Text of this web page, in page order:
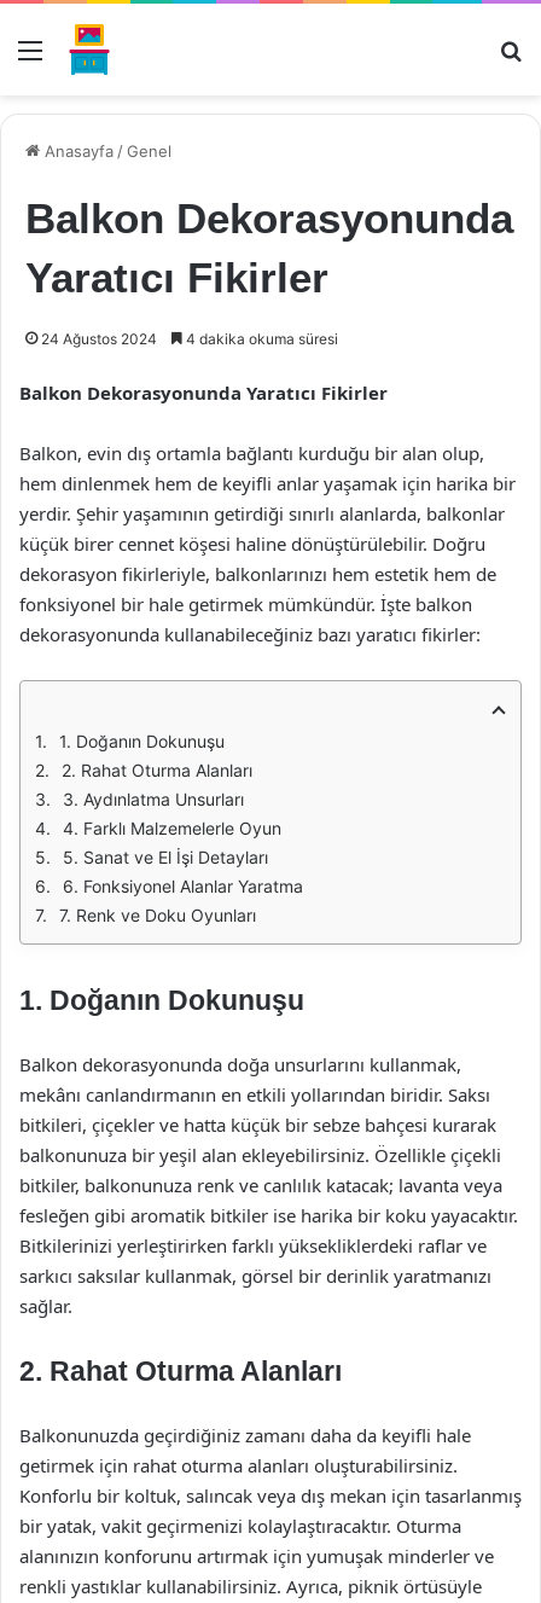
Menü
Anasayfa /Genel
Balkon Dekorasyonunda
Yaratıcı Fikirler
24 Ağustos 2024 4 dakika okuma süresi
Balkon Dekorasyonunda Yaratıcı Fikirler
Balkon, evin dış ortamla bağlantı kurduğu bir alan olup,
hem dinlenmek hem de keyifli anlar yaşamak için harika bir
yerdir. Şehir yaşamının getirdiği sınırlı alanlarda, balkonlar
küçük birer cennet köşesi haline dönüştürülebilir. Doğru
dekorasyon fikirleriyle, balkonlarınızı hem estetik hem de
fonksiyonel bir hale getirmek mümkündür. İşte balkon
dekorasyonunda kullanabileceğiniz bazı yaratıcı fikirler:
1. Doğanın Dokunuşu
2. Rahat Oturma Alanları
3. Aydınlatma Unsurları
4. Farklı Malzemelerle Oyun
5. Sanat ve El İşi Detayları
6. Fonksiyonel Alanlar Yaratma
7. Renk ve Doku Oyunları
1. Doğanın Dokunuşu
Balkon dekorasyonunda doğa unsurlarını kullanmak,
mekânı canlandırmanın en etkili yollarından biridir. Saksı
bitkileri, çiçekler ve hatta küçük bir sebze bahçesi kurarak
balkonunuza bir yeşil alan ekleyebilirsiniz. Özellikle çiçekli
bitkiler, balkonunuza renk ve canlılık katacak; lavanta veya
fesleğen gibi aromatik bitkiler ise harika bir koku yayacaktır.
Bitkilerinizi yerleştirirken farklı yüksekliklerdeki raflar ve
sarkıcı saksılar kullanmak, görsel bir derinlik yaratmanızı
sağlar.
2. Rahat Oturma Alanları
Balkonunuzda geçirdiğiniz zamanı daha da keyifli hale
getirmek için rahat oturma alanları oluşturabilirsiniz.
Konforlu bir koltuk, salıncak veya dış mekan için tasarlanmış
bir yatak, vakit geçirmenizi kolaylaştıracaktır. Oturma
alanınızın konforunu artırmak için yumuşak minderler ve
renkli yastıklar kullanabilirsiniz. Ayrıca, piknik örtüsüyle